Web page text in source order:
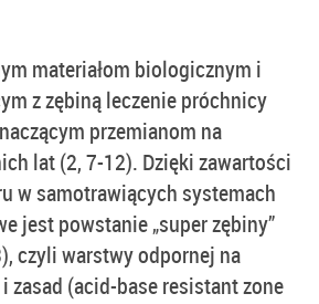
materiałom biologicznym i
z zębiną leczenie próchnicy
przemianom na
lat (2, 7-12). Dzięki zawartości
w samotrawiących systemach
jest powstanie „super zębiny”
czyli warstwy odpornej na
zasad (acid-base resistant zone